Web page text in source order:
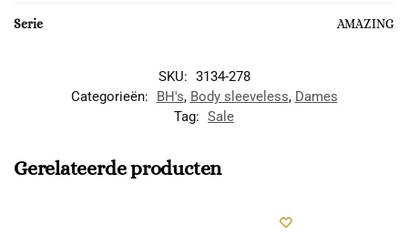
Serie AMAZING
SKU: 3134-278
Categorieën:
BH's, Body sleeveless, Dames
Tag: Sale
Gerelateerde producten